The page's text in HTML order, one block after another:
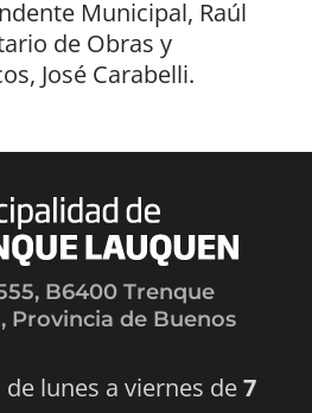
Municipal, Raúl
de Obras y
José Carabelli.
B6400 Trenque
Provincia de Buenos
de lunes a viernes de7